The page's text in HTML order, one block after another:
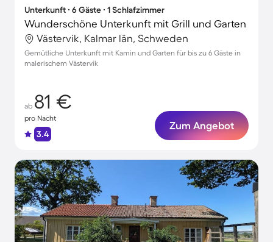
Unterkunft ∙ 6 Gäste ∙ 1 Schlafzimmer
Wunderschöne Unterkunft mit Grill und Garten
Västervik, Kalmar län, Schweden
Gemütliche Unterkunft mit Kamin und Garten für bis zu 6 Gäste in
malerischem Västervik
ab 81 €
pro Nacht
3.4
Zum Angebot